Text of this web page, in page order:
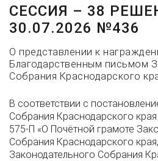
СЕССИЯ – 38
30.07.2026 №436
О представлении к
Благодарственным письмом
Собрания Краснодарского
В соответствии с
Собрания Краснодарского
575-П «О Почётной грамоте
Собрания Краснодарского
Законодательного Собрания